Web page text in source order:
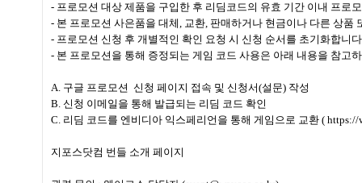
- 프로모션 대상 제품을 구입한 후 리딤코드의 유효 기간 이내 프로
- 본 프로모션 사은품을 대체, 교환, 판매하거나 현금이나 다른 상
- 프로모션 신청 후 개별적인 확인 요청 시 신청 순서를 초기화합니
- 본 프로모션을 통해 증정되는 게임 코드 사용은 아래 내용을 참고
A. 구글 프로모션 신청 페이지 접속 및 신청서(설문) 작성
B. 신청 이메일을 통해 발급되는 리딤 코드 확인
C. 리딤 코드를 엔비디아 익스페리언을 통해 게임으로 교환 ( https://
지포스닷컴 번들 소개 페이지